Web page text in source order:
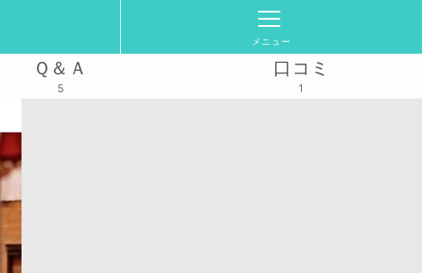
メニュー
Ｑ＆Ａ
5
口コミ
1